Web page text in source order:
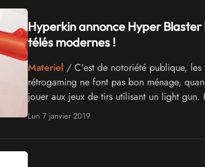
Hyperkin annonce Hyper Blaster
télés modernes !
Materiel / C'est de notoriété publique, les
rétrogaming ne font pas bon ménage,
jouer aux jeux de tirs utilisant un light
sur le point de proposer une solution
Lun 7 janvier 2019